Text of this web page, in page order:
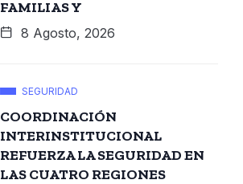
FAMILIAS Y
8 Agosto, 2026
SEGURIDAD
COORDINACIÓN
INTERINSTITUCIONAL
REFUERZA LA SEGURIDAD EN
LAS CUATRO REGIONES